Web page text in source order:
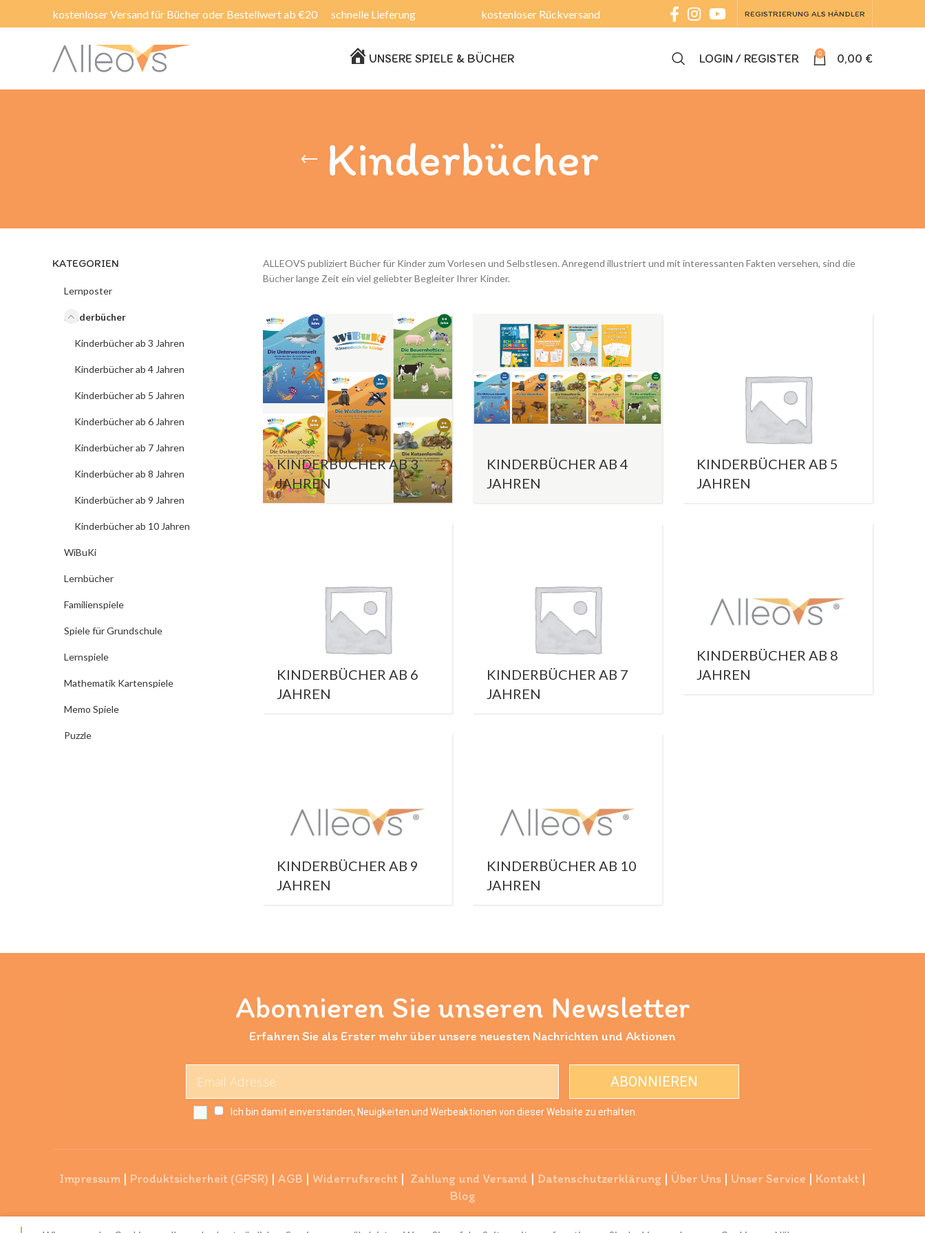
kostenloser Versand für Bücher oder Bestellwert ab €20 schnelle Lieferung kostenloser Rückversand REGISTRIERUNG ALS HÄNDLER
HOME
UNSERE SPIELE & BÜCHER LOGIN / REGISTER 0 0,00 €
Kinderbücher
KATEGORIEN
Lernposter
Kinderbücher
Kinderbücher ab 3 Jahren
Kinderbücher ab 4 Jahren
Kinderbücher ab 5 Jahren
Kinderbücher ab 6 Jahren
Kinderbücher ab 7 Jahren
Kinderbücher ab 8 Jahren
Kinderbücher ab 9 Jahren
Kinderbücher ab 10 Jahren
WiBuKi
Lernbücher
Familienspiele
Spiele für Grundschule
Lernspiele
Mathematik Kartenspiele
Memo Spiele
Puzzle
ALLEOVS publiziert Bücher für Kinder zum Vorlesen und Selbstlesen. Anregend illustriert und mit interessanten Fakten versehen, sind die
Bücher lange Zeit ein viel geliebter Begleiter Ihrer Kinder.
KINDERBÜCHER AB 3
JAHREN
KINDERBÜCHER AB 4
JAHREN
KINDERBÜCHER AB 5
JAHREN
KINDERBÜCHER AB 6
JAHREN
KINDERBÜCHER AB 7
JAHREN
KINDERBÜCHER AB 8
JAHREN
KINDERBÜCHER AB 9
JAHREN
KINDERBÜCHER AB 10
JAHREN
Abonnieren Sie unseren Newsletter
Erfahren Sie als Erster mehr über unsere neuesten Nachrichten und Aktionen
ABONNIEREN
Ich bin damit einverstanden, Neuigkeiten und Werbeaktionen von dieser Website zu erhalten.
Impressum | Produktsicherheit (GPSR) | AGB | Widerrufsrecht | Zahlung und Versand | Datenschutzerklärung | Über Uns | Unser Service | Kontakt |
Blog